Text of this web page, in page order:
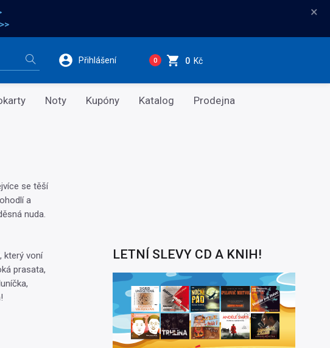
×
Přihlášení 0 0 Kč
Noty Kupóny Katalog Prodejna
se těší
a
nuda.
který voní
prasata,
LETNÍ SLEVY CD A KNIH!